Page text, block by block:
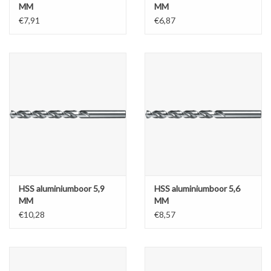
MM
€7,91
MM
€6,87
HSS aluminiumboor 5,9
MM
€10,28
HSS aluminiumboor 5,6
MM
€8,57